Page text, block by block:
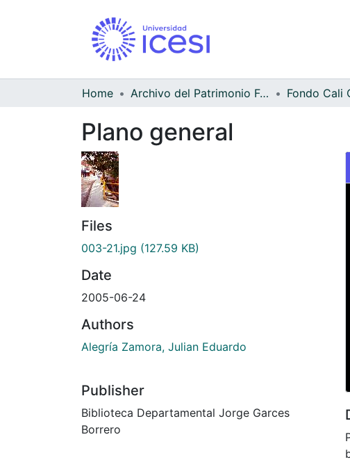
Home Archivo del Patrimonio Fotográfico y Fílmico del Valle del Cauca Fondo Cali
Plano general
Files
003-21.jpg (127.59 KB)
Date
2005-06-24
Authors
Alegría Zamora, Julian Eduardo
Publisher
Biblioteca Departamental Jorge Garces
Borrero